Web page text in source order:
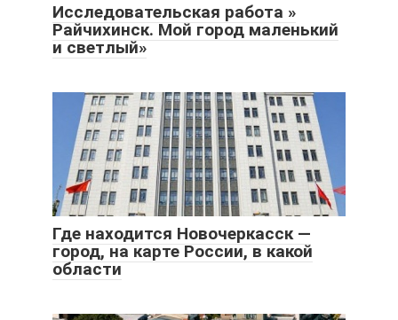
Исследовательская работа »
Райчихинск. Мой город маленький
и светлый»
Где находится Новочеркасск —
город, на карте России, в какой
области